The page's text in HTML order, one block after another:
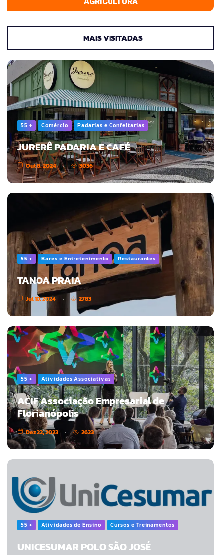
MAIS VISITADAS
55 + Comércio Padarias e Confeitarias
JURERÊ PADARIA E CAFÉ
Out 8, 2024 3036
55 + Bares e Entretenimento Restaurantes
TANOA PRAIA
Jul 10, 2024 2783
55 + Atividades Associativas
ACIF Associação Empresarial de
Florianópolis
Dez 22, 2023 2623
55 + Atividades de Ensino Cursos e Treinamentos
UNICESUMAR POLO SÃO JOSÉ